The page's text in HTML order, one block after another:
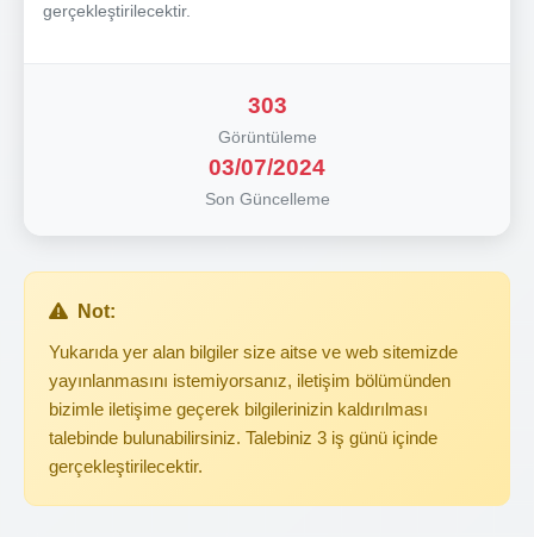
gerçekleştirilecektir.
303
Görüntüleme
03/07/2024
Son Güncelleme
Not:
Yukarıda yer alan bilgiler size aitse ve web sitemizde
yayınlanmasını istemiyorsanız, iletişim bölümünden
bizimle iletişime geçerek bilgilerinizin kaldırılması
talebinde bulunabilirsiniz. Talebiniz 3 iş günü içinde
gerçekleştirilecektir.